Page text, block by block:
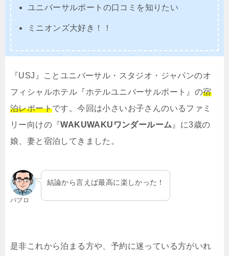
ユニバーサルポートの口コミを知りたい
ミニオンズ大好き！！
『USJ』ことユニバーサル・スタジオ・ジャパンのオ
フィシャルホテル『ホテルユニバーサルポート』の宿
泊レポートです。今回は小さいお子さんのいるファミ
リー向けの『WAKUWAKUワンダールーム 』に3歳の
娘、妻と宿泊してきました。
パブロ
結論から言えば最高に楽しかった！
是非これから泊まる方や、予約に迷っている方がいれ